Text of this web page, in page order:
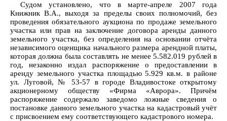
Судом установлено, что в марте-апреле 2007 года
Книжник В.А., выходя за пределы своих полномочий, без
проведения обязательного аукциона по продаже земельного
участка или прав на заключение договора аренды данного
земельного участка, без определения на основании отчёта
независимого оценщика начального размера арендной платы,
которая должна была составлять не менее 5.582.019 рублей в
год, незаконно издал распоряжение о предоставлении в
аренду земельного участка площадью 5.929 кв.м. в районе
ул. Луговой, № 53-57 в городе Владивостоке открытому
акционерному обществу «Фирма «Аврора». Причём
распоряжение содержало заведомо ложные сведения о
постановке данного земельного участка на кадастровый учёт
с присвоением ему соответствующего кадастрового номера.